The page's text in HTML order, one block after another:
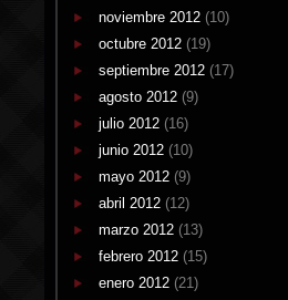
noviembre 2012 (10)
octubre 2012 (19)
septiembre 2012 (17)
agosto 2012 (9)
julio 2012 (16)
junio 2012 (10)
mayo 2012 (9)
abril 2012 (12)
marzo 2012 (13)
febrero 2012 (15)
enero 2012 (21)